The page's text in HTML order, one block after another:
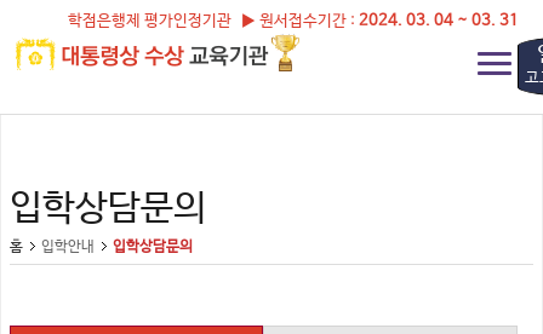
학점은행제 평가인정기관 ▶ 원서접수기간 : 2024. 03. 04 ~ 03. 31
고
입학상담문의
홈 입학안내 입학상담문의